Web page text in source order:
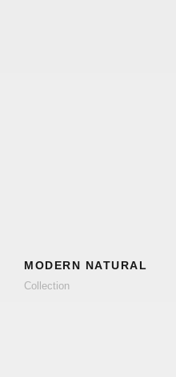
MODERN NATURAL
Collection